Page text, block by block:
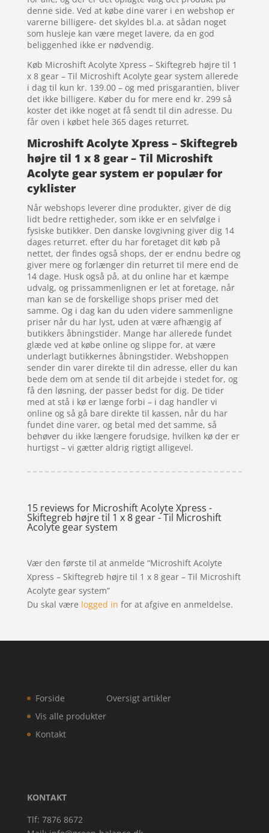
denne side. Ved at købe dine varer i en webshop er
varerne billigere- det skyldes bl.a. at sådan noget
som husleje kan være meget lavere, da en god
beliggenhed ikke er nødvendig.
Køb Microshift Acolyte Xpress – Skiftegreb højre til 1
x 8 gear – Til Microshift Acolyte gear system allerede
i dag til kun kr. 139.00 – og med prisgarantien, bliver
det ikke billigere. Køber du for mere end kr. 299 så
koster det ikke noget at få sendt til din adresse. Du
får oven i købet hele 365 dages returret.
Microshift Acolyte Xpress – Skiftegreb
højre til 1 x 8 gear – Til Microshift
Acolyte gear system er populær for
cyklister
Når webshops leverer dine produkter, giver de dig
lidt bedre rettigheder, som ikke er en selvfølge i
fysiske butikker. Den danske lovgivning giver dig 14
dages returret. efter du har foretaget dit køb på
nettet, der findes også shops, der er endnu bedre og
giver mere og forlænger din returret til mere end de
14 dage. Husk også på, at du online har et kæmpe
udvalg, og prissammenlignen er let at foretage, når
man kan se de forskellige shops priser med det
samme. Og i dag kan du uden videre sammenligne
priser når du har lyst, uden at være afhængig af
butikkers åbningstider. Mange har allerede fundet
glæde ved at købe online og slippe for, at være
underlagt butikkernes åbningstider. Webshoppen
sender din varer direkte til din adresse, eller du kan
bede dem om at sende til dit arbejde i stedet for, og
få den løsning, der passer bedst for dig. De tider
med at stå i kø er længe forbi – i dag handler vi
online og så gå bare direkte til kassen, når du har
fundet dine varer, og betal med det samme, så
behøver du ikke længere forudsige, hvilken kø der er
hurtigst – vi gætter aldrig rigtigt alligevel.
15 reviews for Microshift Acolyte Xpress -
Skiftegreb højre til 1 x 8 gear - Til Microshift
Acolyte gear system
Vær den første til at anmelde “Microshift Acolyte
Xpress – Skiftegreb højre til 1 x 8 gear – Til Microshift
Acolyte gear system”
Du skal være logged in for at afgive en anmeldelse.
Forside
Vis alle produkter
Kontakt
Oversigt artikler
KONTAKT
Tlf: 7876 8672